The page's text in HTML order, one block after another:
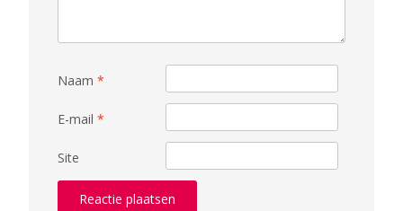
Naam *
E-mail *
Site